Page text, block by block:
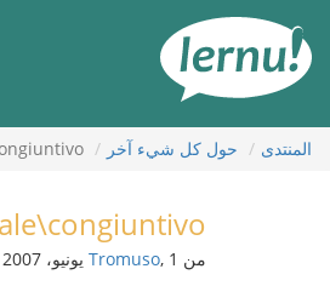
المحتويات
المنتدى حول كل شيء آخر
من Tromuso, 1 يونيو، 2007